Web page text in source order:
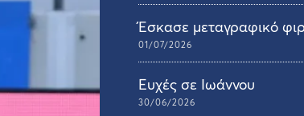
Έσκασε μεταγραφικό
01/07/2026
Ευχές σε Ιωάννου
30/06/2026